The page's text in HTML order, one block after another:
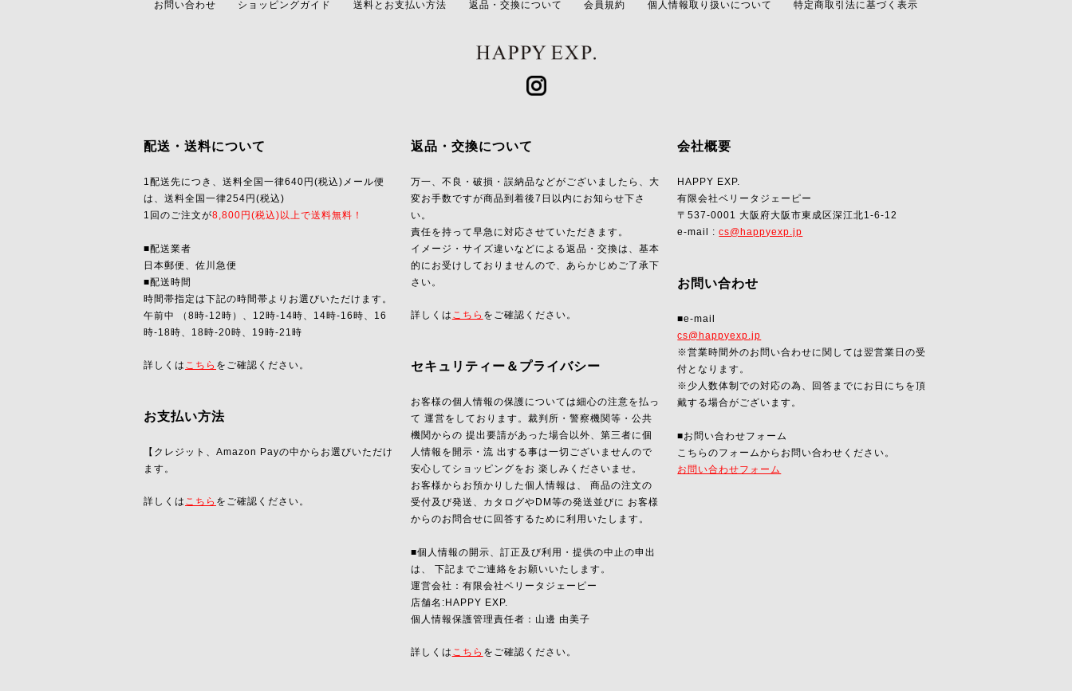
お問い合わせ ショッピングガイド 送料とお支払い方法 返品・交換について 会員規約 個人情報取り扱いについて 特定商取引法に基づく表示
配送・送料について
1配送先につき、送料全国一律640円(税込)メール便
は、送料全国一律254円(税込)
1回のご注文が8,800円(税込)以上で送料無料！
■配送業者
日本郵便、佐川急便
■配送時間
時間帯指定は下記の時間帯よりお選びいただけます。
午前中 （8時-12時）、12時-14時、14時-16時、16
時-18時、18時-20時、19時-21時
詳しくは こちら をご確認ください。
お支払い方法
【クレジット、Amazon Payの中からお選びいただけ
ます。
詳しくは こちら をご確認ください。
返品・交換について
万一、不良・破損・誤納品などがございましたら、大
変お手数ですが商品到着後7日以内にお知らせ下さ
い。
責任を持って早急に対応させていただきます。
イメージ・サイズ違いなどによる返品・交換は、基本
的にお受けしておりませんので、あらかじめご了承下
さい。
詳しくは こちら をご確認ください。
セキュリティー＆プライバシー
お客様の個人情報の保護については細心の注意を払っ
て 運営をしております。裁判所・警察機関等・公共
機関からの 提出要請があった場合以外、第三者に個
人情報を開示・流 出する事は一切ございませんので
安心してショッピングをお 楽しみくださいませ。
お客様からお預かりした個人情報は、 商品の注文の
受付及び発送、カタログやDM等の発送並びに お客様
からのお問合せに回答するために利用いたします。
■個人情報の開示、訂正及び利用・提供の中止の申出
は、 下記までご連絡をお願いいたします。
運営会社：有限会社ベリータジェーピー
店舗名:HAPPY EXP.
個人情報保護管理責任者：山邊 由美子
詳しくは こちら をご確認ください。
会社概要
HAPPY EXP.
有限会社ベリータジェーピー
〒537-0001 大阪府大阪市東成区深江北1-6-12
e-mail :cs@happyexp.jp
お問い合わせ
■e-mail
cs@happyexp.jp
※営業時間外のお問い合わせに関しては翌営業日の受
付となります。
※少人数体制での対応の為、回答までにお日にちを頂
戴する場合がございます。
■お問い合わせフォーム
こちらのフォームからお問い合わせください。
お問い合わせフォーム